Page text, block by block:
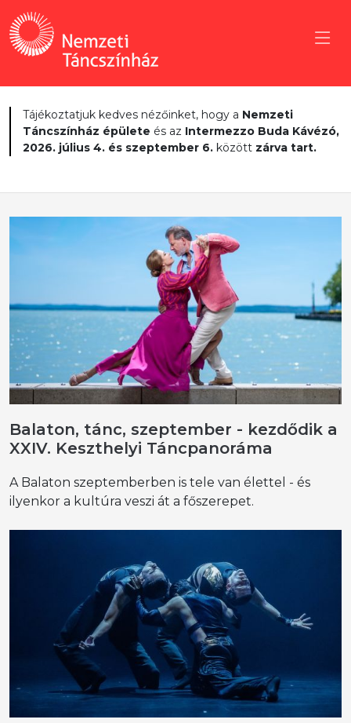
Tájékoztatjuk kedves nézőinket, hogy a Nemzeti
Táncszínház épülete és az Intermezzo Buda Kávézó,
2026. július 4. és szeptember 6. között zárva tart.
Balaton, tánc, szeptember - kezdődik a
XXIV. Keszthelyi Táncpanoráma
A Balaton szeptemberben is tele van élettel - és
ilyenkor a kultúra veszi át a főszerepet.